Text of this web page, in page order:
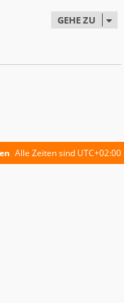
GEHE ZU
Alle Zeiten sind UTC+02:00